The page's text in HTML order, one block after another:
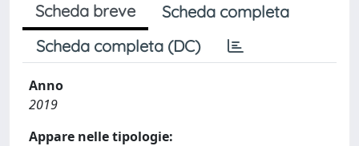
Scheda breve
Scheda completa
Scheda completa (DC)
Anno
2019
Appare nelle tipologie: